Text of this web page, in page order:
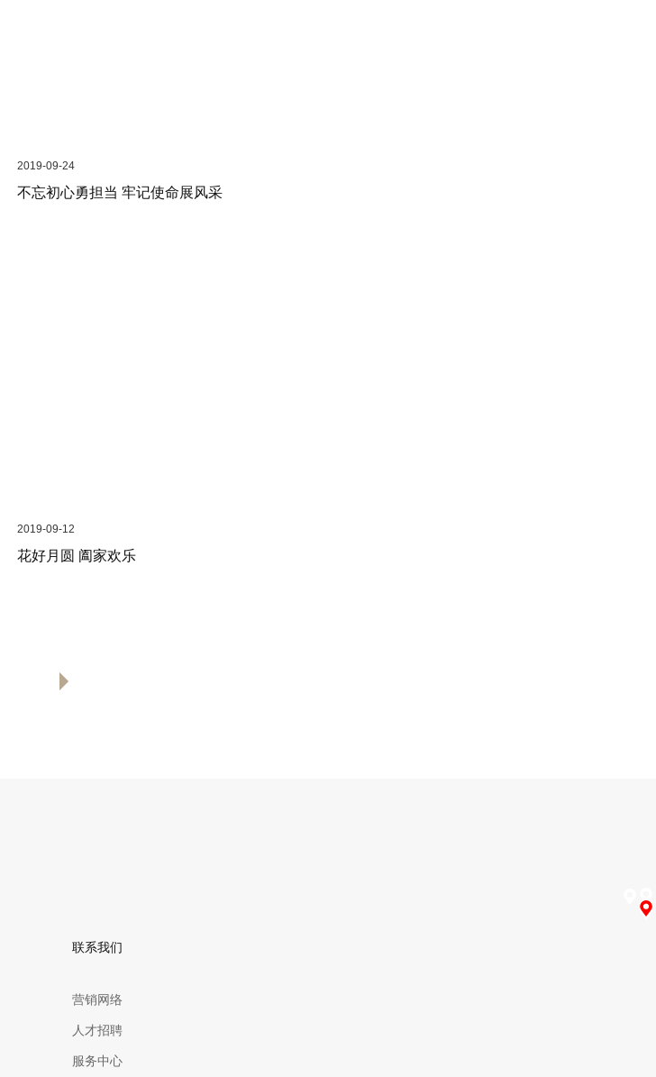
2019-09-24
不忘初心勇担当 牢记使命展风采
2019-09-12
花好月圆 阖家欢乐
联系我们
营销网络
人才招聘
服务中心